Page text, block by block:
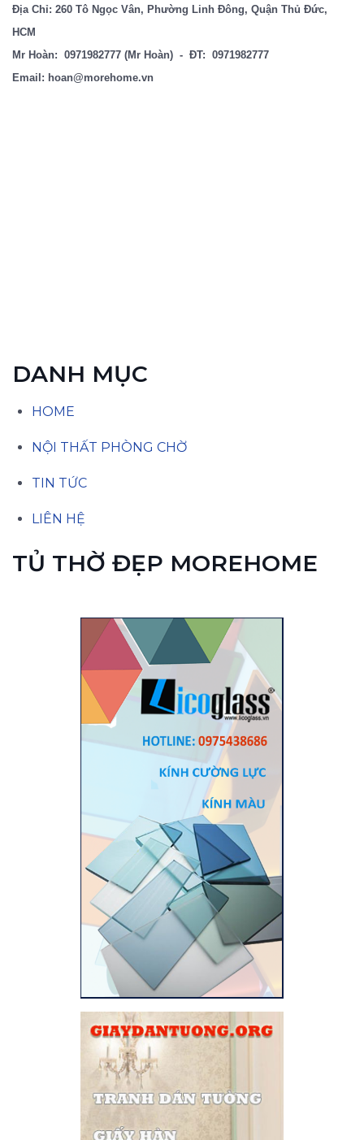
Địa Chỉ: 260 Tô Ngọc Vân, Phường Linh Đông, Quận Thủ Đức,
HCM
Mr Hoàn: 0971982777 (Mr Hoàn) - ĐT: 0971982777
Email: hoan@morehome.vn
DANH MỤC
HOME
NỘI THẤT PHÒNG CHỜ
TIN TỨC
LIÊN HỆ
TỦ THỜ ĐẸP MOREHOME